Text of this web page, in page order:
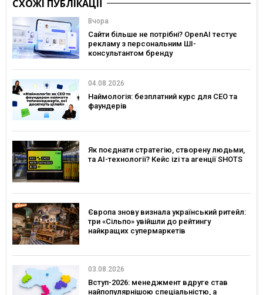
СХОЖІ ПУБЛІКАЦІЇ
Вчора
Сайти більше не потрібні? OpenAI тестує
рекламу з персональним ШІ-
консультантом бренду
04.08.2026
Наймологія: безплатний курс для CEO та
фаундерів
Як поєднати стратегію, створену людьми,
та AI-технології? Кейс izi та агенції SHOTS
Європа знову визнала український ритейл:
три «Сільпо» увійшли до рейтингу
найкращих супермаркетів
03.08.2026
Вступ-2026: менеджмент вдруге став
найпопулярнішою спеціальністю, а